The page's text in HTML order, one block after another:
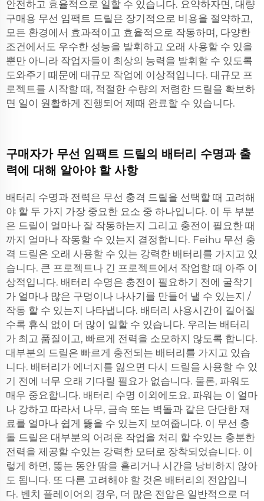
안전하고 효율적으로 일할 수 있습니다. 요약하자면, 대량
구매용 무선 임팩트 드릴은 장기적으로 비용을 절약하고,
모든 환경에서 효과적이고 효율적으로 작동하며, 다양한
조건에서도 우수한 성능을 발휘하고 오래 사용할 수 있을
뿐만 아니라 작업자들이 최상의 능력을 발휘할 수 있도록
도와주기 때문에 대규모 작업에 이상적입니다. 대규모 프
로젝트를 시작할 때, 적절한 수량의 저렴한 드릴을 확보하
면 일이 원활하게 진행되어 제때 완료할 수 있습니다.
구매자가 무선 임팩트 드릴의 배터리 수명과 출
력에 대해 알아야 할 사항
배터리 수명과 전력은 무선 충격 드릴을 선택할 때 고려해
야 할 두 가지 가장 중요한 요소 중 하나입니다. 이 두 부분
은 드릴이 얼마나 잘 작동하는지 그리고 충전이 필요한 때
까지 얼마나 작동할 수 있는지 결정합니다. Feihu 무선 충
격 드릴은 오래 사용할 수 있는 강력한 배터리를 가지고 있
습니다. 큰 프로젝트나 긴 프로젝트에서 작업할 때 아주 이
상적입니다. 배터리 수명은 충전이 필요하기 전에 굴착기
가 얼마나 많은 구멍이나 나사기를 만들어 낼 수 있는지 /
작동 할 수 있는지 나타냅니다. 배터리 사용시간이 길어질
수록 휴식 없이 더 많이 일할 수 있습니다. 우리는 배터리
가 최고 품질이고, 빠르게 전력을 소모하지 않도록 합니다.
대부분의 드릴은 빠르게 충전되는 배터리를 가지고 있습
니다. 배터리가 에너지를 잃으면 다시 드릴을 사용할 수 있
기 전에 너무 오래 기다릴 필요가 없습니다. 물론, 파워도
매우 중요합니다. 배터리 수명 이외에도요. 파워는 이 얼마
나 강하고 따라서 나무, 금속 또는 벽돌과 같은 단단한 재
료를 얼마나 쉽게 뚫을 수 있는지 보여줍니다. 이 무선 충
돌 드릴은 대부분의 어려운 작업을 처리 할 수있는 충분한
전력을 제공할 수있는 강력한 모터로 장착되었습니다. 이
렇게 하면, 뚫는 동안 땀을 흘리거나 시간을 낭비하지 않아
도 됩니다. 또 다른 고려해야 할 것은 배터리의 전압입니
다. 벤치 플레이어의 경우, 더 많은 전압은 일반적으로 더